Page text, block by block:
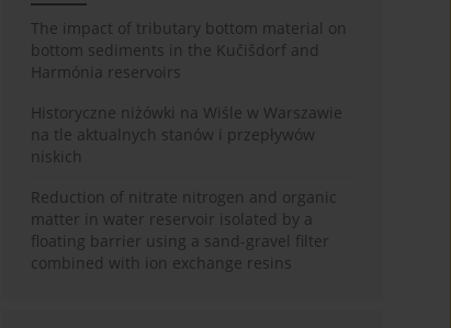
The impact of tributary bottom material on
bottom sediments in the Kučišdorf and
Harmónia reservoirs
Historyczne niżówki na Wiśle w Warszawie
na tle aktualnych stanów i przepływów
niskich
Reduction of nitrate nitrogen and organic
matter in water reservoir isolated by a
floating barrier using a sand-gravel filter
combined with ion exchange resins